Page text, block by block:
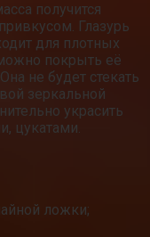
получится
Глазурь
для плотных
покрыть её
не будет стекать
зеркальной
украсить
цукатами.
ложки;